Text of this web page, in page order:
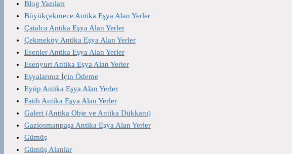
Blog Yazıları
Büyükçekmece Antika Eşya Alan Yerler
Çatalca Antika Eşya Alan Yerler
Çekmeköy Antika Eşya Alan Yerler
Esenler Antika Eşya Alan Yerler
Esenyurt Antika Eşya Alan Yerler
Eşyalarınız İçin Ödeme
Eyüp Antika Eşya Alan Yerler
Fatih Antika Eşya Alan Yerler
Galeri (Antika Obje ve Antika Dükkanı)
Gaziosmanpaşa Antika Eşya Alan Yerler
Gümüş
Gümüş Alanlar